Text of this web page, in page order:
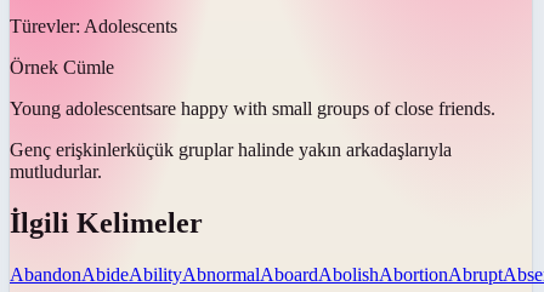
Türevler: Adolescents
Örnek Cümle
Young adolescentsare happy with small groups of close friends.
Genç erişkinlerküçük gruplar halinde yakın arkadaşlarıyla
mutludurlar.
İlgili Kelimeler
AbandonAbideAbilityAbnormalAboardAbolishAbortionAbrupt